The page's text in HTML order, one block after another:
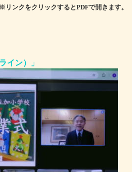
※リンクをクリックするとPDFで開きます。
イン）」